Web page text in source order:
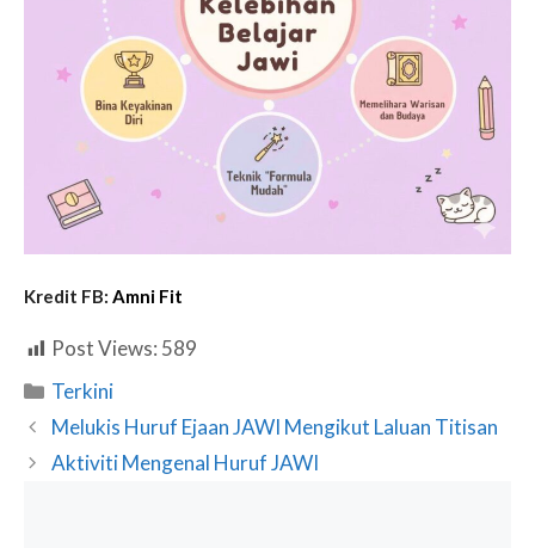
Kredit FB: Amni Fit
Post Views: 589
Categories
Terkini
Melukis Huruf Ejaan JAWI Mengikut Laluan Titisan
Aktiviti Mengenal Huruf JAWI